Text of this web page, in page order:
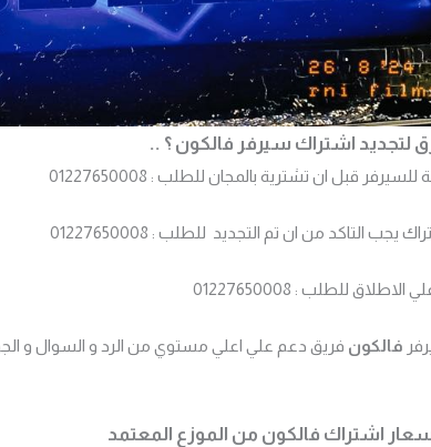
قبل ان تشترية بالمجان للطلب : 01227650008
التاكد من ان تم التجديد للطلب : 01227650008
الاطلاق للطلب : 01227650008
فالكون فريق دعم علي اعلي مستوي من الرد و السوال و